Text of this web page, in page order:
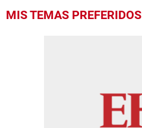
MIS TEMAS PREFERIDOS